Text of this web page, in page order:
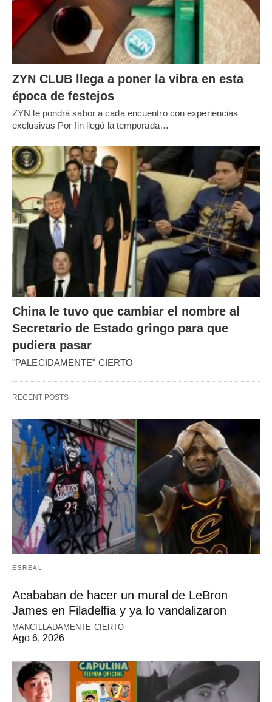
ZYN CLUB llega a poner la vibra en esta
época de festejos
ZYN le pondrá sabor a cada encuentro con experiencias
exclusivas Por fin llegó la temporada…
China le tuvo que cambiar el nombre al
Secretario de Estado gringo para que
pudiera pasar
"PALECIDAMENTE" CIERTO
RECENT POSTS
ESREAL
Acababan de hacer un mural de LeBron
James en Filadelfia y ya lo vandalizaron
MANCILLADAMENTE CIERTO
Ago 6, 2026